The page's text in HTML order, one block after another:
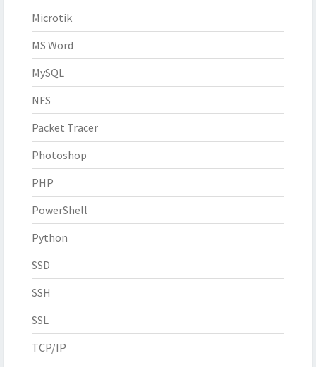
Microtik
MS Word
MySQL
NFS
Packet Tracer
Photoshop
PHP
PowerShell
Python
SSD
SSH
SSL
TCP/IP